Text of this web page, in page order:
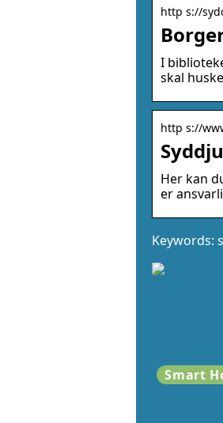
http s://
I
skal
http s://
​Her kan
er
Keywords:
Smart